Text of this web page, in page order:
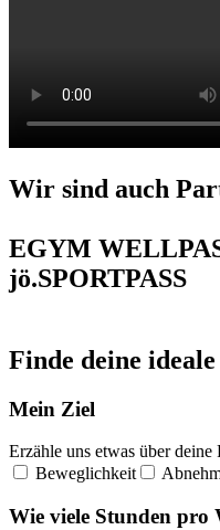
Wir sind auch
EGYM
jö.SPORTPASS
Finde deine
Mein Ziel
Erzähle uns etwas über
Beweglichkeit
Wie viele Stunden pro